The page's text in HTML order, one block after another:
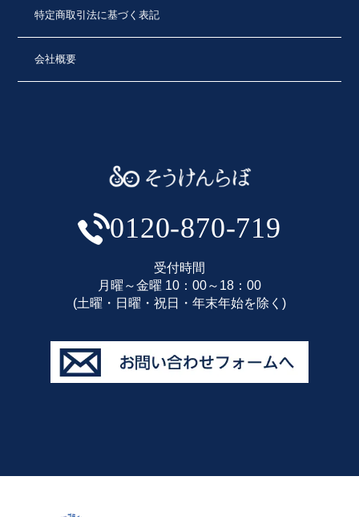
特定商取引法に基づく表記
会社概要
0120-870-719
受付時間
月曜～金曜 10：00～18：00
(土曜・日曜・祝日・年末年始を除く)